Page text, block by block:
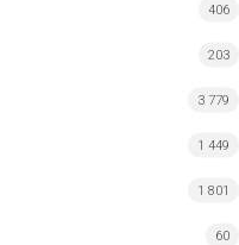
406
203
3 779
1 449
1 801
60